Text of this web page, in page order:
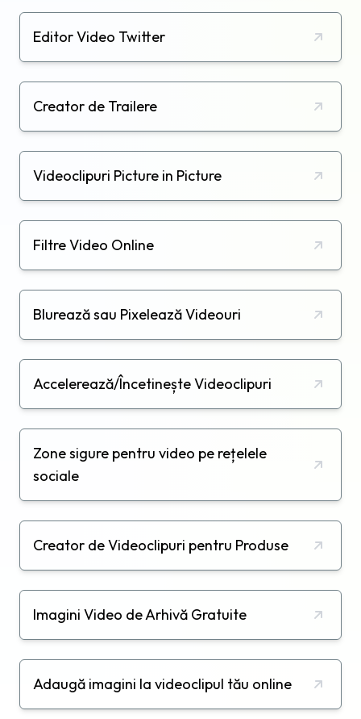
Editor Video Twitter
Creator de Trailere
Videoclipuri Picture in Picture
Filtre Video Online
Blurează sau Pixelează Videouri
Accelerează/Încetinește Videoclipuri
Zone sigure pentru video pe rețelele
sociale
Creator de Videoclipuri pentru Produse
Imagini Video de Arhivă Gratuite
Adaugă imagini la videoclipul tău online